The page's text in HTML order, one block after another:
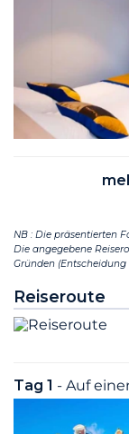
NB : Die präsentierten
Die angegebene
Gründen
Reiseroute
Tag 1 - Auf